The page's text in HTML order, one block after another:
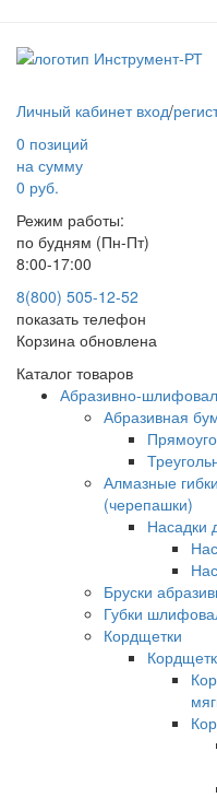
Личный кабинет вход/
0 позиций
на сумму
0 руб.
Режим работы:
по будням (Пн-Пт)
8:00-17:00
8(800) 505-12-52
показать телефон
Корзина обновлена
Каталог товаров
Абразивно-
Абразивная
Алмазные
(черепашки)
Насадки
Бруски
Губки
Кордщетки